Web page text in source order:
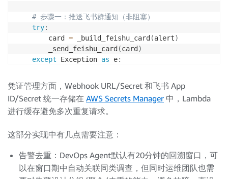
# 步骤一：推送飞书群通知（非阻塞）
try:
        card
= _build_feishu_card (alert)
        _send_feishu_card
(card )
except Exception as e:
# 步骤二：调用 DevOps Agent Webhook 触发自动调查
try:
        response
= http
return {
'body' : json.dumps({
'message': 'DevOps Agent
'alarmName' : alert ['service' ],
凭证管理方面，Webhook URL/Secret 和飞书 App
ID/Secret 统一存储在 AWS Secrets Manager 中，Lambda
进行缓存避免多次重复请求。
这部分实现中有几点需要注意：
告警去重：DevOps Agent默认有20分钟的回溯窗口，可
以在窗口期中自动关联同类调查，但同时运维团队也需